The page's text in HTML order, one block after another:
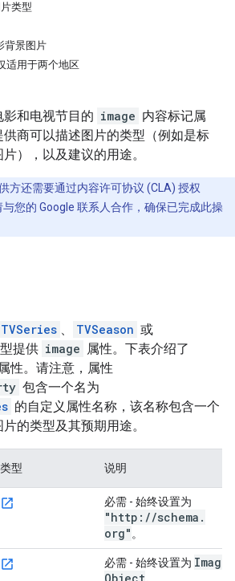
类型
背景图片
适用于两个地区
和电视节目的 image 内容标记属
商可以描述图片的类型（例如是标
），以及建议的用途。
方还需要通过内容许可协议 (CLA) 授权
您的 Google 联系人合作，确保已完成此操
TVSeries 、 TVSeason 或
提供 image 属性。下表介绍了
性。请注意，属性
包含一个名为
的自定义属性名称，该名称包含一个
的类型及其预期用途。
型 说明
必需 - 始终设置为
"http: //schema .
org" 。
必需 - 始终设置为 Image